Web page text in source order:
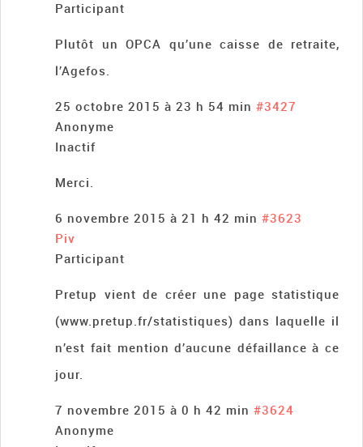
Participant
Plutôt un OPCA qu’une caisse de retraite,
l’Agefos.
25 octobre 2015 à 23 h 54 min #3427
Anonyme
Inactif
Merci.
6 novembre 2015 à 21 h 42 min #3623
Piv
Participant
Pretup vient de créer une page statistique
(www.pretup.fr/statistiques) dans laquelle il
n’est fait mention d’aucune défaillance à ce
jour.
7 novembre 2015 à 0 h 42 min #3624
Anonyme